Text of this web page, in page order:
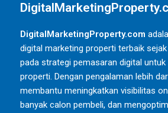
DigitalMarketingProperty.com
digital marketing properti terbaik
pada strategi pemasaran digital untuk
properti. Dengan pengalaman lebih
membantu meningkatkan visibilitas
banyak calon pembeli, dan